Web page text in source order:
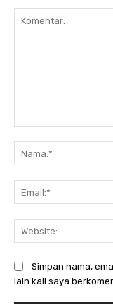
Simpan nama,
lain kali saya